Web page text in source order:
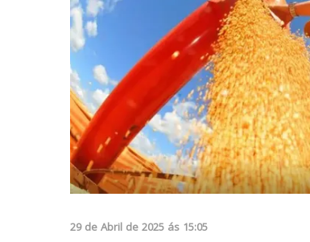
29 de Abril de 2025 ás 15:05